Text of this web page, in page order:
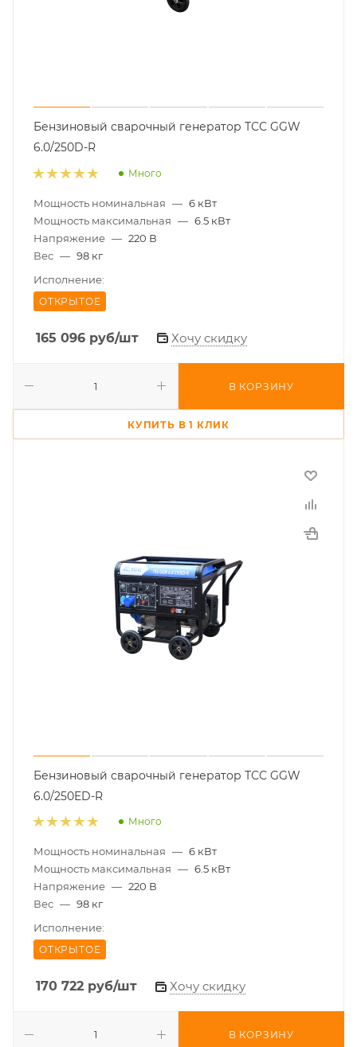
Бензиновый сварочный генератор ТСС GGW
6.0/250D-R
Много
Мощность номинальная — 6 кВт
Мощность максимальная — 6.5 кВт
Напряжение — 220 В
Вес — 98 кг
Исполнение:
ОТКРЫТОЕ
165 096 руб/шт Хочу скидку
В КОРЗИНУ
КУПИТЬ В 1 КЛИК
Бензиновый сварочный генератор ТСС GGW
6.0/250ED-R
Много
Мощность номинальная — 6 кВт
Мощность максимальная — 6.5 кВт
Напряжение — 220 В
Вес — 98 кг
Исполнение:
ОТКРЫТОЕ
170 722 руб/шт Хочу скидку
В КОРЗИНУ